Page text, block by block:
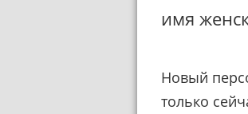
имя
Новый
только